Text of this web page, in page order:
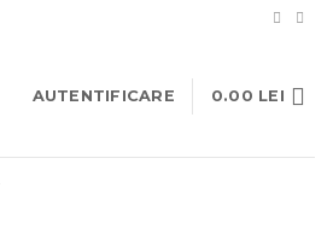
AUTENTIFICARE 0.00 LEI